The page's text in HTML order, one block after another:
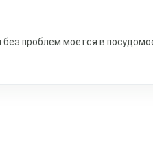
проблем моется в